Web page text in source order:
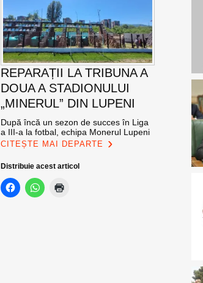
REPARAȚII LA TRIBUNA A
DOUA A STADIONULUI
„MINERUL” DIN LUPENI
După încă un sezon de succes în Liga
a III-a la fotbal, echipa Monerul Lupeni
CITEȘTE MAI DEPARTE
Distribuie acest articol